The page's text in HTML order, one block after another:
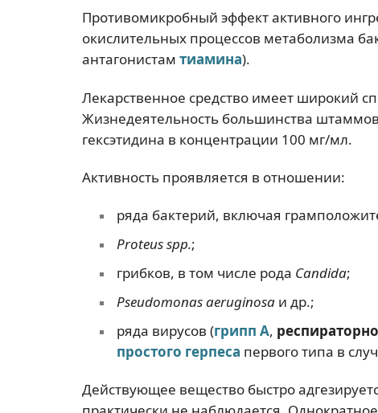
Противомикробный эффект активного
окислительных процессов метаболизма
антагонистам тиамина).
Лекарственное средство имеет широкий
Жизнедеятельность большинства
гексэтидина в концентрации 100 мг/мл.
Активность проявляется в отношении:
ряда бактерий, включая
Proteus spp.;
грибков, в том числе рода Candida;
Pseudomonas aeruginosaи др.;
ряда вирусов (грипп А,
простого герпеса первого типа в
Действующее вещество быстро